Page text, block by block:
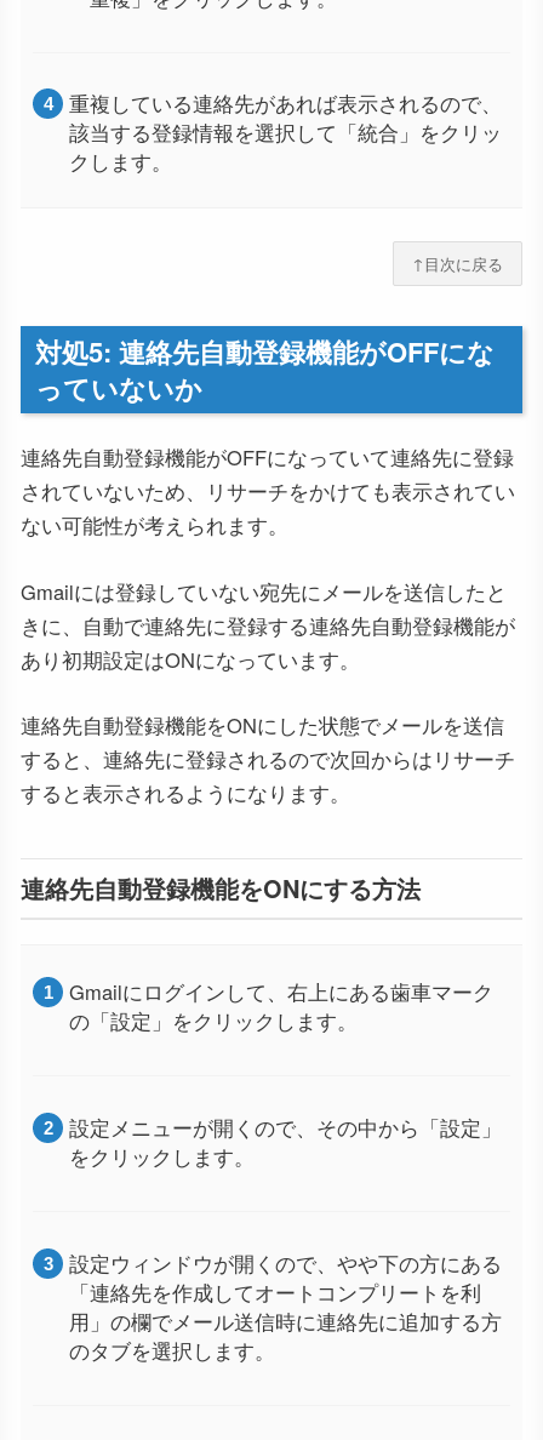
重複している連絡先があれば表示されるので、
該当する登録情報を選択して「統合」をクリッ
クします。
↑目次に戻る
対処5: 連絡先自動登録機能がOFFにな
っていないか
連絡先自動登録機能がOFFになっていて連絡先に登録
されていないため、リサーチをかけても表示されてい
ない可能性が考えられます。
Gmailには登録していない宛先にメールを送信したと
きに、自動で連絡先に登録する連絡先自動登録機能が
あり初期設定はONになっています。
連絡先自動登録機能をONにした状態でメールを送信
すると、連絡先に登録されるので次回からはリサーチ
すると表示されるようになります。
連絡先自動登録機能をONにする方法
Gmailにログインして、右上にある歯車マーク
の「設定」をクリックします。
設定メニューが開くので、その中から「設定」
をクリックします。
設定ウィンドウが開くので、やや下の方にある
「連絡先を作成してオートコンプリートを利
用」の欄でメール送信時に連絡先に追加する方
のタブを選択します。